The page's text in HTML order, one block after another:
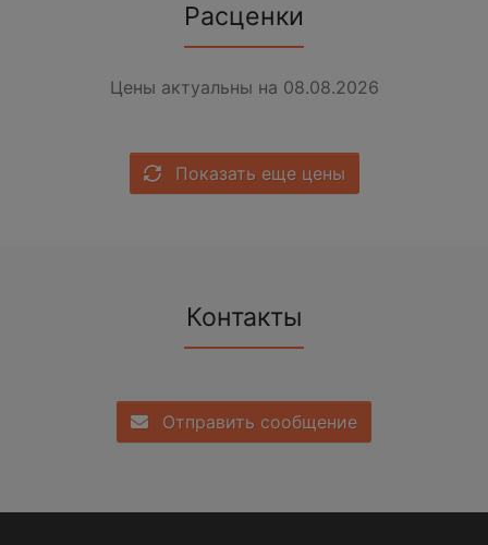
Расценки
Цены актуальны на 08.08.2026
Показать еще цены
Контакты
Отправить сообщение